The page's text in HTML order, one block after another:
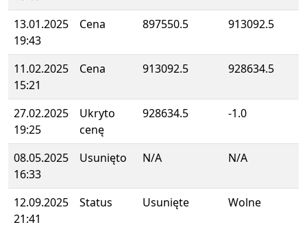
13.01.2025
19:43
Cena 897550.5 913092.5
11.02.2025
15:21
Cena 913092.5 928634.5
27.02.2025
19:25
Ukryto
cenę
928634.5 -1.0
08.05.2025
16:33
Usunięto N/A N/A
12.09.2025
21:41
Status Usunięte Wolne